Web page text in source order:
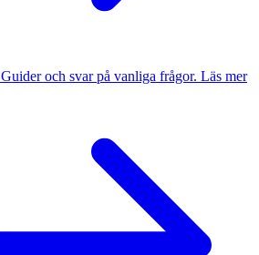
Guider och svar på vanliga frågor. Läs mer